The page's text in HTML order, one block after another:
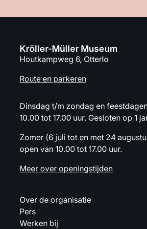
Kröller-Müller Museum
Houtkampweg 6, Otterlo
Route en parkeren
Dinsdag t/m zondag en
10.00 tot 17.00 uur. Gesloten op 1
Zomer (6 juli tot en met 24
open van 10.00 tot 17.00 uur.
Meer over openingstijden
Over de organisatie
Pers
Werken bij